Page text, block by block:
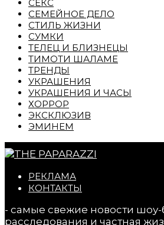
СЕКС
СЕМЕЙНОЕ ДЕЛО
СТИЛЬ ЖИЗНИ
СУМКИ
ТЕЛЕЦ И БЛИЗНЕЦЫ
ТИМОТИ ШАЛАМЕ
ТРЕНДЫ
УКРАШЕНИЯ
УКРАШЕНИЯ И ЧАСЫ
ХОРРОР
ЭКСКЛЮЗИВ
ЭМИНЕМ
РЕКЛАМА
КОНТАКТЫ
- самые свежие новости шоу-
расследования и частная